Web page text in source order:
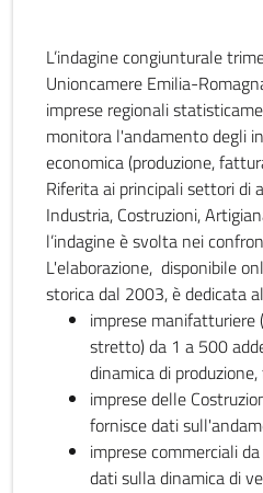
L’indagine congiunturale
Unioncamere Emilia-
imprese regionali
monitora l'andamento degli
economica (produzione,
Riferita ai principali settori di
Industria, Costruzioni,
l’indagine è svolta nei
L'elaborazione, disponibile
storica dal 2003, è dedicata
imprese manifatturiere
stretto) da 1 a 500
dinamica di
imprese delle
fornisce dati
imprese commerciali
dati sulla dinamica di